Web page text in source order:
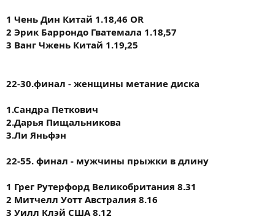
1 Чень Дин Китай 1.18,46 OR
2 Эрик Баррондо Гватемала 1.18,57
3 Ванг Чжень Китай 1.19,25
22-30.финал - женщины метание диска
1.Сандра Петкович
2.Дарья Пищальникова
3.Ли Яньфэн
22-55. финал - мужчины прыжки в длину
1 Грег Рутерфорд Великобритания 8.31
2 Митчелл Уотт Австралия 8.16
3 Уилл Клэй США 8.12